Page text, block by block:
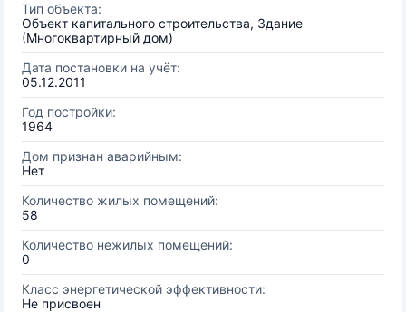
Тип объекта:
Объект капитального строительства, Здание
(Многоквартирный дом)
Дата постановки на учёт:
05.12.2011
Год постройки:
1964
Дом признан аварийным:
Нет
Количество жилых помещений:
58
Количество нежилых помещений:
0
Класс энергетической эффективности:
Не присвоен